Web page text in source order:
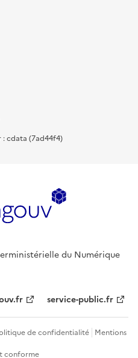
cdata (7ad44f4)
du Numérique
service-public.fr
de confidentialité Mentions
conforme